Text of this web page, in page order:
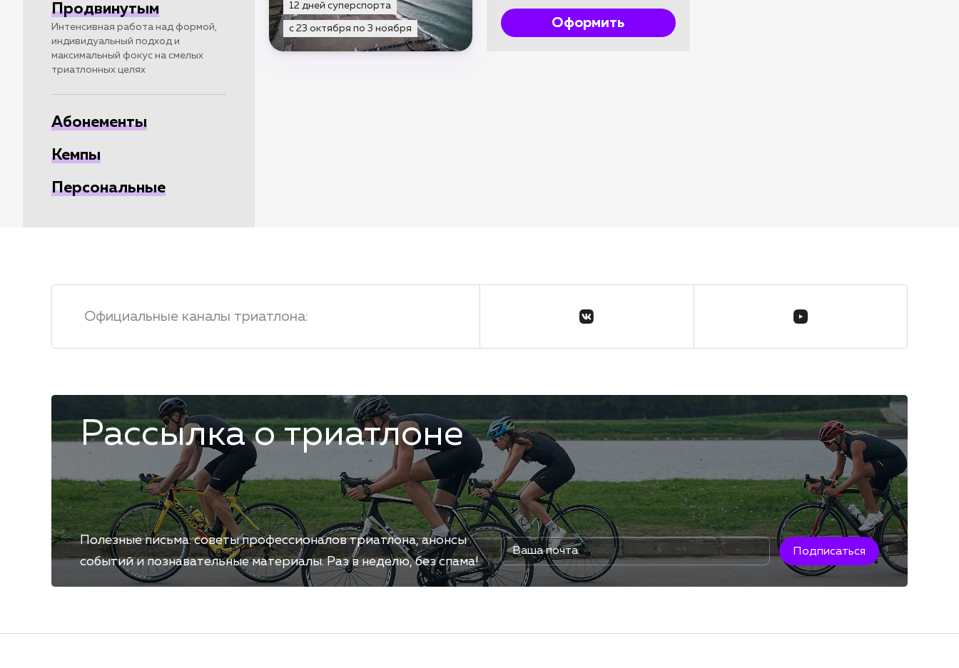
Продвинутым
Интенсивная работа над формой,
индивидуальный подход и
максимальный фокус на смелых
триатлонных целях
Абонементы
Кемпы
Персональные
12 дней суперспорта
с 23 октября по 3 ноября Оформить
Официальные каналы триатлона:
Рассылка о триатлоне
Полезные письма: советы профессионалов триатлона, анонсы
событий и познавательные материалы. Раз в неделю, без спама!
Подписаться